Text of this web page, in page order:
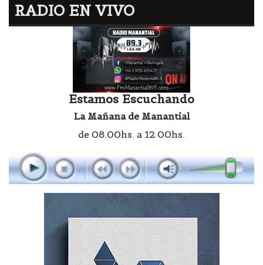
RADIO EN VIVO
Estamos Escuchando
La Mañana de Manantial
de 08.00hs. a 12.00hs.